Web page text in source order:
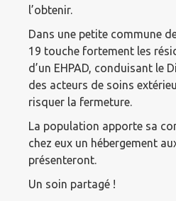
l’obtenir.
Dans une petite commune
19 touche fortement les
d’un EHPAD, conduisant le
des acteurs de soins
risquer la fermeture.
La population apporte sa
chez eux un hébergement
présenteront.
Un soin partagé !